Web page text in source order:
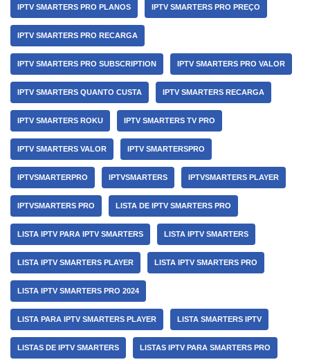
IPTV SMARTERS PRO PLANOS IPTV SMARTERS PRO PREÇO
IPTV SMARTERS PRO RECARGA
IPTV SMARTERS PRO SUBSCRIPTION IPTV SMARTERS PRO VALOR
IPTV SMARTERS QUANTO CUSTA IPTV SMARTERS RECARGA
IPTV SMARTERS ROKU IPTV SMARTERS TV PRO
IPTV SMARTERS VALOR IPTV SMARTERSPRO
IPTVSMARTERPRO IPTVSMARTERS IPTVSMARTERS PLAYER
IPTVSMARTERS PRO LISTA DE IPTV SMARTERS PRO
LISTA IPTV PARA IPTV SMARTERS LISTA IPTV SMARTERS
LISTA IPTV SMARTERS PLAYER LISTA IPTV SMARTERS PRO
LISTA IPTV SMARTERS PRO 2024
LISTA PARA IPTV SMARTERS PLAYER LISTA SMARTERS IPTV
LISTAS DE IPTV SMARTERS LISTAS IPTV PARA SMARTERS PRO